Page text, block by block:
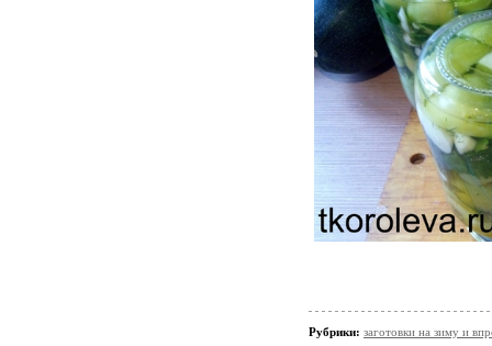
Рубрики: заготовки на зиму и